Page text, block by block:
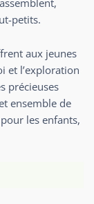
petits.
aux jeunes
et l’exploration
précieuses
ensemble de
les enfants,